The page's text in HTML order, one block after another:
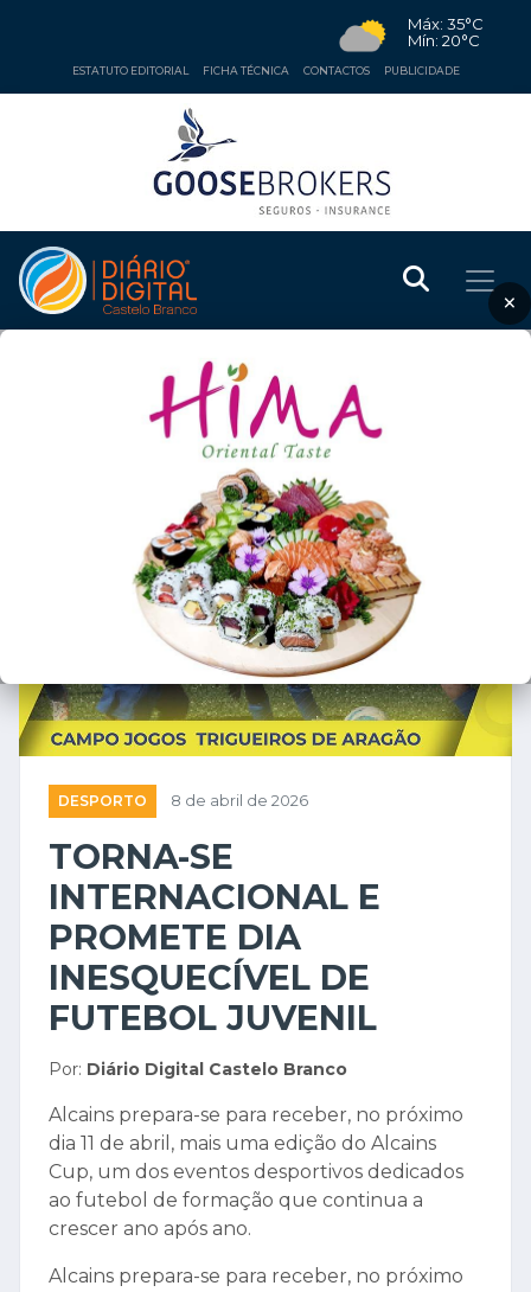
Máx: 35°C
Mín: 20°C
ESTATUTO EDITORIAL FICHA TÉCNICA CONTACTOS PUBLICIDADE
×
DESPORTO 8 de abril de 2026
TORNA-SE
INTERNACIONAL E
PROMETE DIA
INESQUECÍVEL DE
FUTEBOL JUVENIL
Por: Diário Digital Castelo Branco
Alcains prepara-se para receber, no próximo
dia 11 de abril, mais uma edição do Alcains
Cup, um dos eventos desportivos dedicados
ao futebol de formação que continua a
crescer ano após ano.
Alcains prepara-se para receber, no próximo